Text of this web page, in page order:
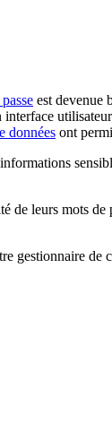
est devenue
données ont
de leurs mots
gestionnaire de